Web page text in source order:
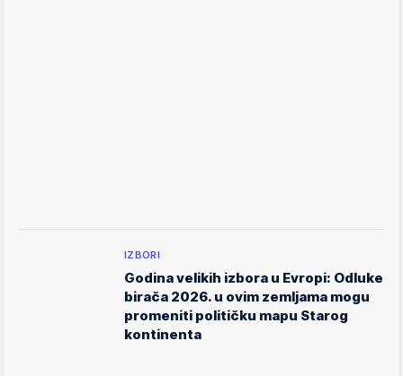
IZBORI
Godina velikih izbora u Evropi: Odluke
birača 2026. u ovim zemljama mogu
promeniti političku mapu Starog
kontinenta